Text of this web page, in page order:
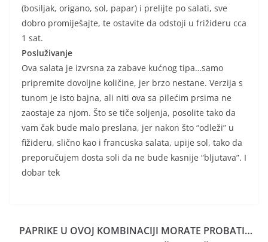
(bosiljak, origano, sol, papar) i prelijte po salati, sve
dobro promiješajte, te ostavite da odstoji u frižideru cca
1 sat.
Posluživanje
Ova salata je izvrsna za zabave kućnog tipa…samo
pripremite dovoljne količine, jer brzo nestane. Verzija s
tunom je isto bajna, ali niti ova sa pilećim prsima ne
zaostaje za njom. Što se tiče soljenja, posolite tako da
vam čak bude malo preslana, jer nakon što “odleži” u
fižideru, slično kao i francuska salata, upije sol, tako da
preporučujem dosta soli da ne bude kasnije “bljutava”. I
dobar tek
PAPRIKE U OVOJ KOMBINACIJI MORATE PROBATI…